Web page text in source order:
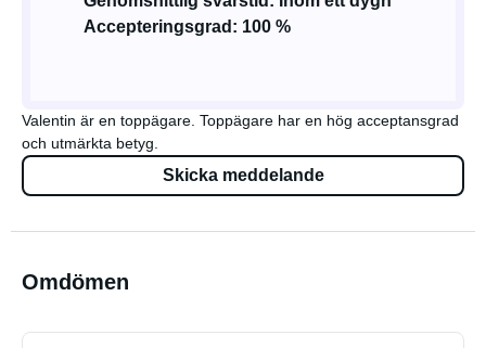
Accepteringsgrad: 100 %
Valentin är en toppägare. Toppägare har en hög acceptansgrad
och utmärkta betyg.
Skicka meddelande
Omdömen